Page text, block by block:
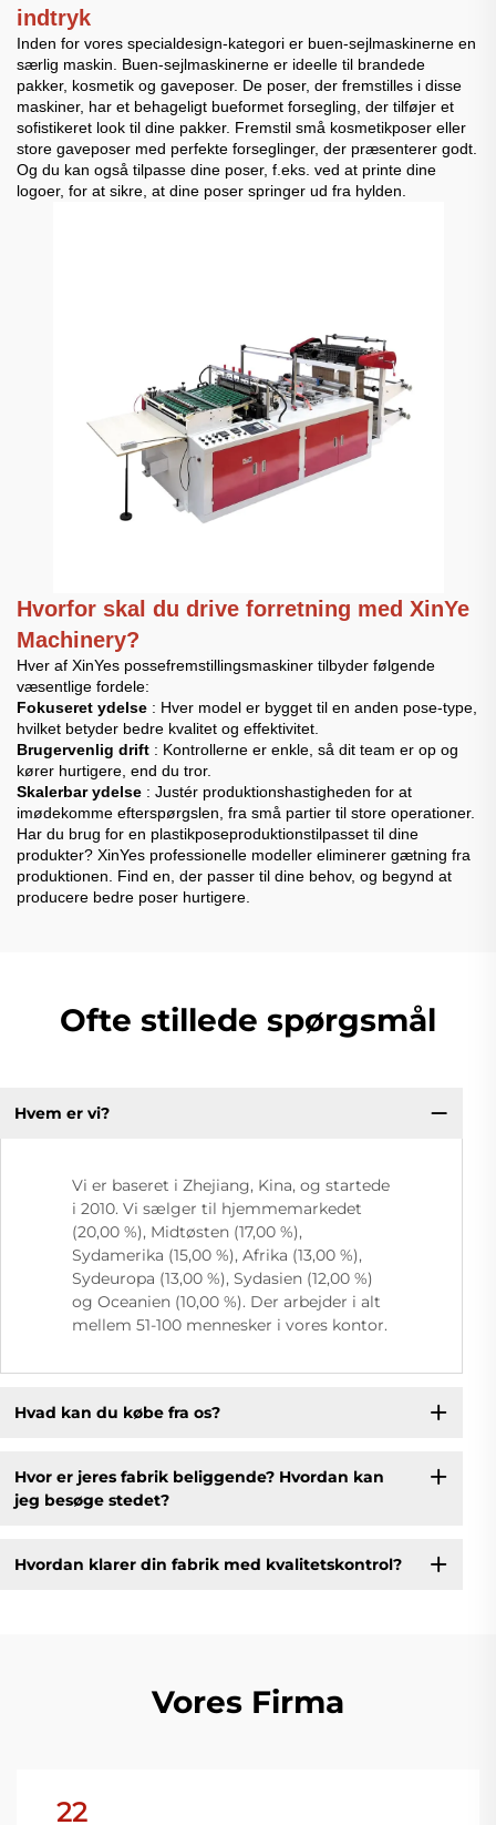
indtryk
Inden for vores specialdesign-kategori er buen-sejlmaskinerne en
særlig maskin. Buen-sejlmaskinerne er ideelle til brandede
pakker, kosmetik og gaveposer. De poser, der fremstilles i disse
maskiner, har et behageligt bueformet forsegling, der tilføjer et
sofistikeret look til dine pakker. Fremstil små kosmetikposer eller
store gaveposer med perfekte forseglinger, der præsenterer godt.
Og du kan også tilpasse dine poser, f.eks. ved at printe dine
logoer, for at sikre, at dine poser springer ud fra hylden.
Hvorfor skal du drive forretning med XinYe
Machinery?
Hver af XinYes possefremstillingsmaskiner tilbyder følgende
væsentlige fordele:
Fokuseret ydelse : Hver model er bygget til en anden pose-type,
hvilket betyder bedre kvalitet og effektivitet.
Brugervenlig drift : Kontrollerne er enkle, så dit team er op og
kører hurtigere, end du tror.
Skalerbar ydelse : Justér produktionshastigheden for at
imødekomme efterspørgslen, fra små partier til store operationer.
Har du brug for en plastikposeproduktionstilpasset til dine
produkter? XinYes professionelle modeller eliminerer gætning fra
produktionen. Find en, der passer til dine behov, og begynd at
producere bedre poser hurtigere.
Ofte stillede spørgsmål
Hvem er vi?
Vi er baseret i Zhejiang, Kina, og startede
i 2010. Vi sælger til hjemmemarkedet
(20,00 %), Midtøsten (17,00 %),
Sydamerika (15,00 %), Afrika (13,00 %),
Sydeuropa (13,00 %), Sydasien (12,00 %)
og Oceanien (10,00 %). Der arbejder i alt
mellem 51-100 mennesker i vores kontor.
Hvad kan du købe fra os?
Hvor er jeres fabrik beliggende? Hvordan kan
jeg besøge stedet?
Hvordan klarer din fabrik med kvalitetskontrol?
Vores Firma
22